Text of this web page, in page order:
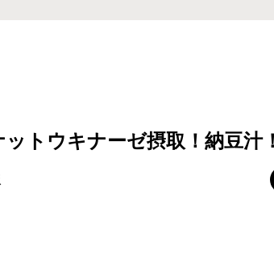
ットウキナーゼ摂取！納豆汁